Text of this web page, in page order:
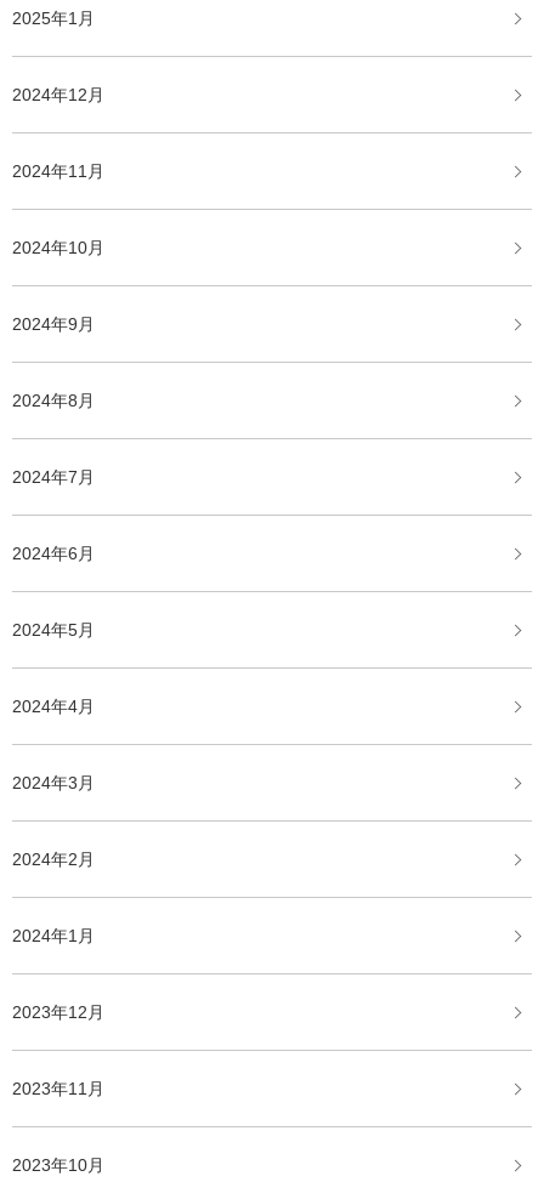
2025年1月
2024年12月
2024年11月
2024年10月
2024年9月
2024年8月
2024年7月
2024年6月
2024年5月
2024年4月
2024年3月
2024年2月
2024年1月
2023年12月
2023年11月
2023年10月